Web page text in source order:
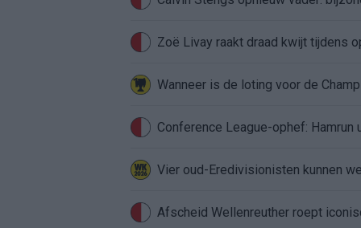
Zoë Livay raakt draad kwijt tijdens
Conference League-ophef:
Vier oud-Eredivisionisten kunnen
Afscheid Wellenreuther roept